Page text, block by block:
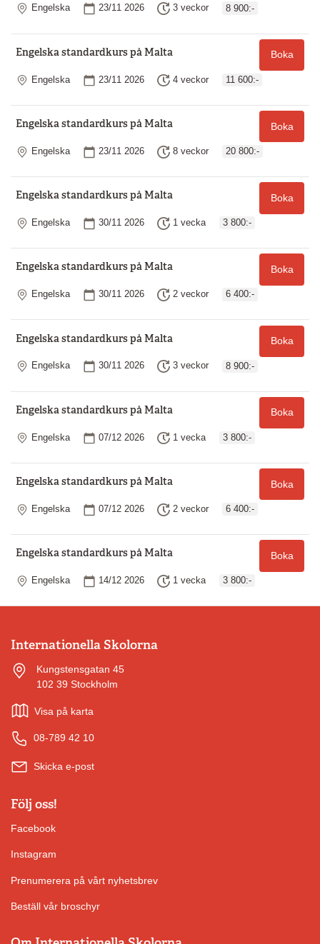
Plats
Engelska Startdatum
23/11 2026 Längd
3 veckor 8 900:-
Engelska standardkurs på Malta Boka
Plats
Engelska Startdatum
23/11 2026 Längd
4 veckor 11 600:-
Engelska standardkurs på Malta Boka
Plats
Engelska Startdatum
23/11 2026 Längd
8 veckor 20 800:-
Engelska standardkurs på Malta Boka
Plats
Engelska Startdatum
30/11 2026 Längd
1 vecka 3 800:-
Engelska standardkurs på Malta Boka
Plats
Engelska Startdatum
30/11 2026 Längd
2 veckor 6 400:-
Engelska standardkurs på Malta Boka
Plats
Engelska Startdatum
30/11 2026 Längd
3 veckor 8 900:-
Engelska standardkurs på Malta Boka
Plats
Engelska Startdatum
07/12 2026 Längd
1 vecka 3 800:-
Engelska standardkurs på Malta Boka
Plats
Engelska Startdatum
07/12 2026 Längd
2 veckor 6 400:-
Engelska standardkurs på Malta Boka
Plats
Engelska Startdatum
14/12 2026 Längd
1 vecka 3 800:-
Internationella Skolorna
Kungstensgatan 45
102 39 Stockholm
Visa på karta
08-789 42 10
Skicka e-post
Följ oss!
Facebook
Instagram
Prenumerera på vårt nyhetsbrev
Beställ vår broschyr